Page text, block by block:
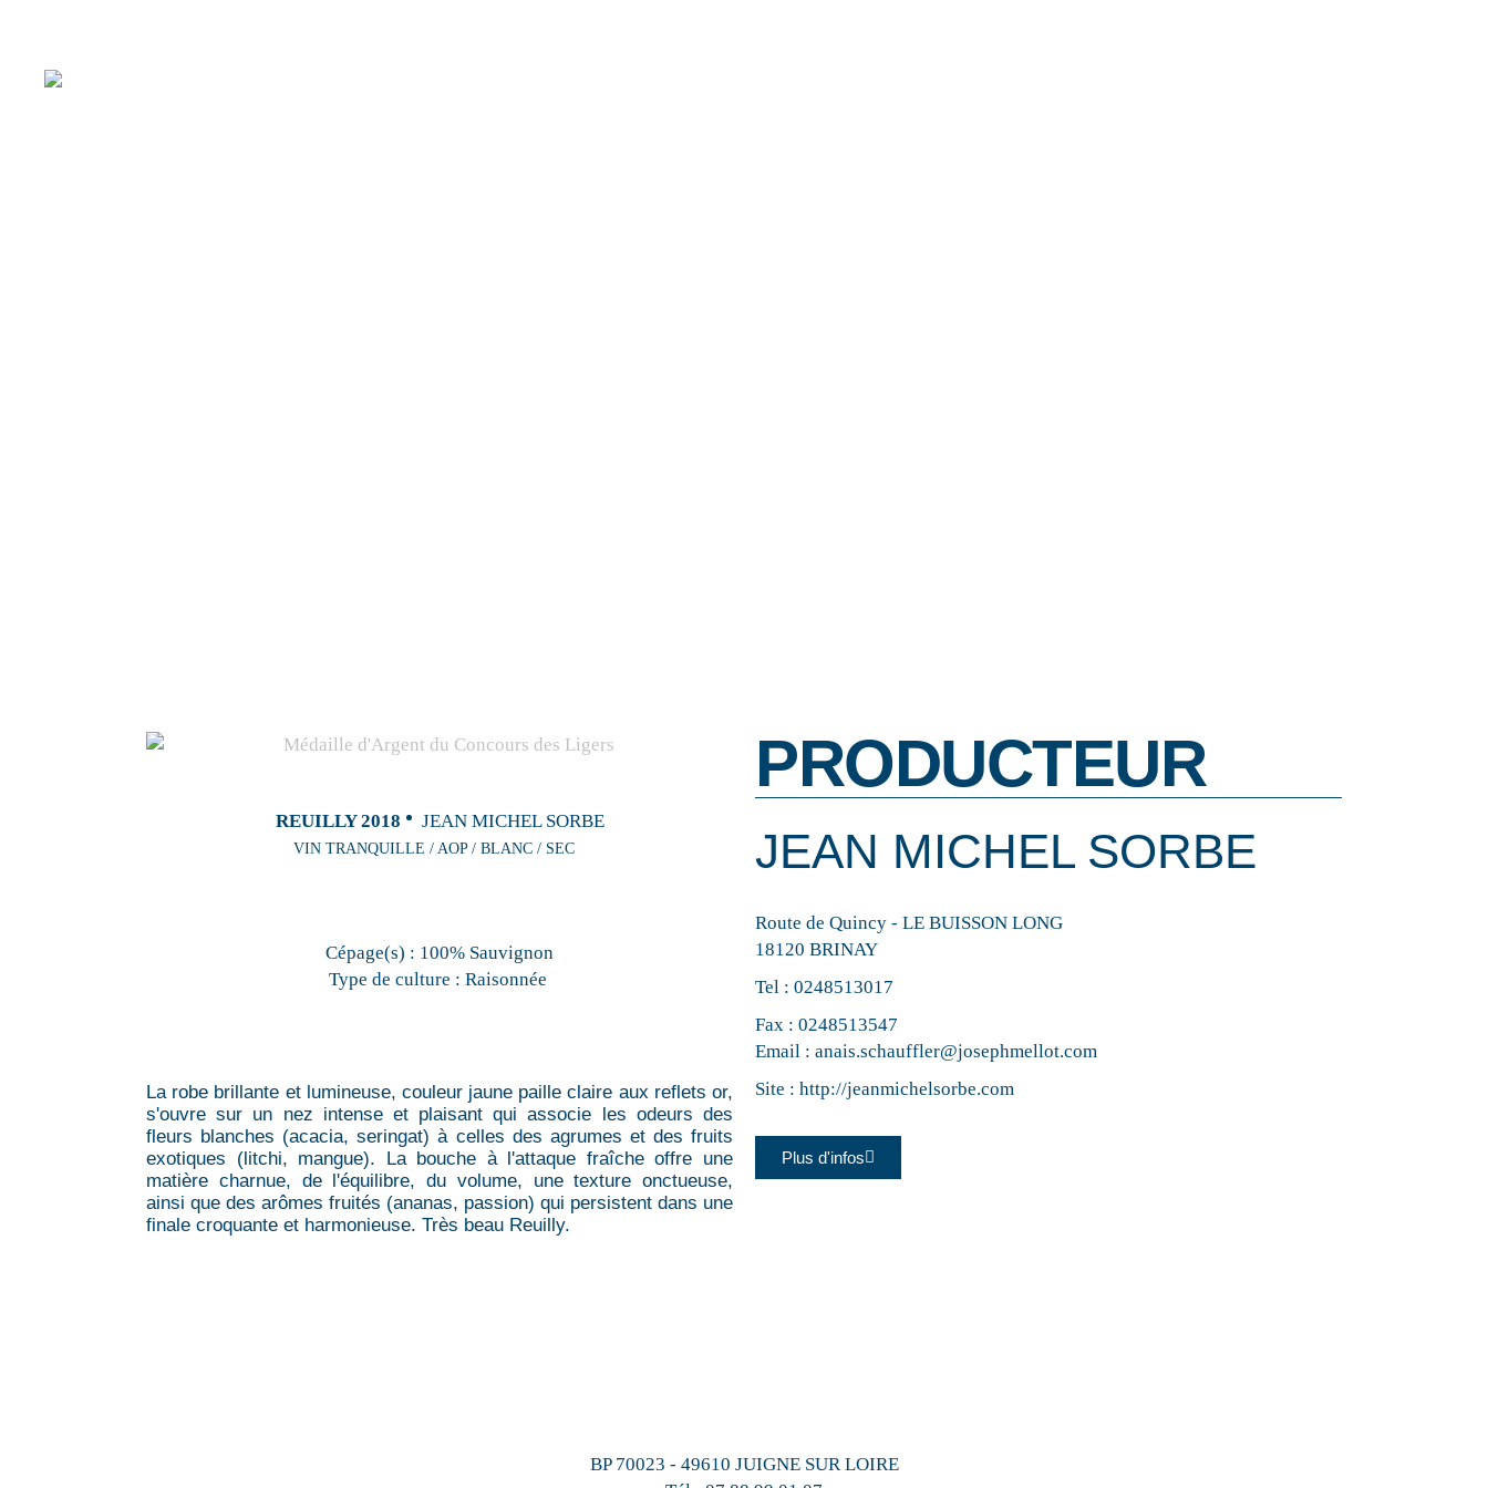
REUILLY 2018 JEAN MICHEL SORBE
VIN TRANQUILLE / AOP / BLANC / SEC
Cépage(s) : 100% Sauvignon
Type de culture : Raisonnée
La robe brillante et lumineuse, couleur jaune paille claire aux reflets or,
s'ouvre sur un nez intense et plaisant qui associe les odeurs des
fleurs blanches (acacia, seringat) à celles des agrumes et des fruits
exotiques (litchi, mangue). La bouche à l'attaque fraîche offre une
matière charnue, de l'équilibre, du volume, une texture onctueuse,
ainsi que des arômes fruités (ananas, passion) qui persistent dans une
finale croquante et harmonieuse. Très beau Reuilly.
PRODUCTEUR
JEAN MICHEL SORBE
Route de Quincy - LE BUISSON LONG
18120 BRINAY
Tel : 0248513017
Fax : 0248513547
Email : anais.schauffler@josephmellot.com
Site : http://jeanmichelsorbe.com
Plus d'infos
BP 70023 - 49610 JUIGNE SUR LOIRE